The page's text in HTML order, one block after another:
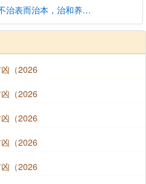
中医养生学强调治病不治表而治本，治和养兼顾是有必要的
（2026
（2026
（2026
（2026
（2026